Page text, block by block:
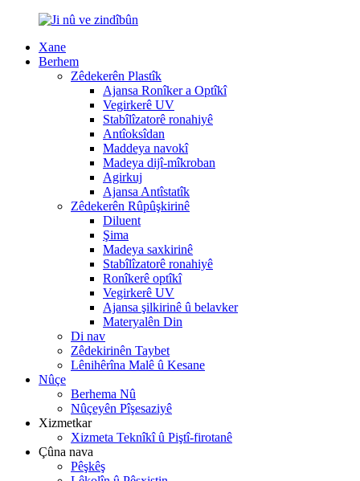
Xane
Berhem
Zêdekerên Plastîk
Ajansa Ronîker a Optîkî
Vegirkerê UV
Stabîlîzatorê ronahiyê
Antîoksîdan
Maddeya navokî
Madeya dijî-mîkroban
Agirkuj
Ajansa Antîstatîk
Zêdekerên Rûpûşkirinê
Diluent
Şima
Madeya saxkirinê
Stabîlîzatorê ronahiyê
Ronîkerê optîkî
Vegirkerê UV
Ajansa şilkirinê û belavker
Materyalên Din
Di nav
Zêdekirinên Taybet
Lênihêrîna Malê û Kesane
Nûçe
Berhema Nû
Nûçeyên Pîşesaziyê
Xizmetkar
Xizmeta Teknîkî û Piştî-firotanê
Çûna nava
Pêşkêş